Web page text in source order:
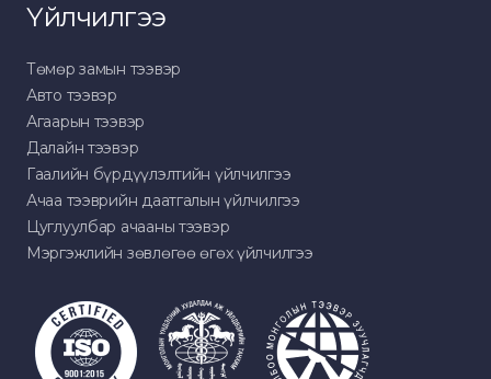
Үйлчилгээ
Төмөр замын тээвэр
Авто тээвэр
Агаарын тээвэр
Далайн тээвэр
Гаалийн бүрдүүлэлтийн үйлчилгээ
Ачаа тээврийн даатгалын үйлчилгээ
Цуглуулбар ачааны тээвэр
Мэргэжлийн зөвлөгөө өгөх үйлчилгээ